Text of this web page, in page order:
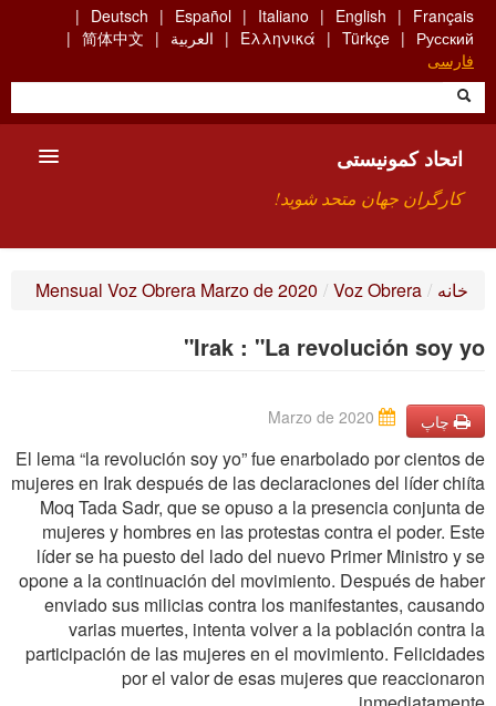
Skip
main
content
Français
English
Italiano
Español
Deutsch
Русский
Türkçe
Ελληνικά العربية
简体中文
فارسی
اتحاد کمونیستی
کارگران جهان متحد شوید!
ارتباط
خانه /
Voz Obrera
/
Mensual Voz Obrera Marzo de 2020
Irak : "La revolución soy yo"
چاپ
El lema “la revolución soy yo” fue enarbolado por cientos de
mujeres en Irak después de las declaraciones del líder chiíta
Moq Tada Sadr, que se opuso a la presencia conjunta de
mujeres y hombres en las protestas contra el poder. Este
líder se ha puesto del lado del nuevo Primer Ministro y se
opone a la continuación del movimiento. Después de haber
enviado sus milicias contra los manifestantes, causando
varias muertes, intenta volver a la población contra la
participación de las mujeres en el movimiento. Felicidades
por el valor de esas mujeres que reaccionaron